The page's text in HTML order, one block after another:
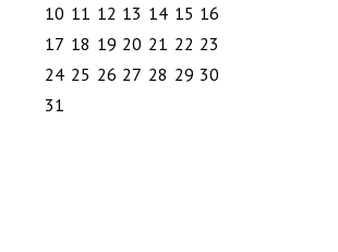
10 11 12 13 14 15 16
17 18 19 20 21 22 23
24 25 26 27 28 29 30
31